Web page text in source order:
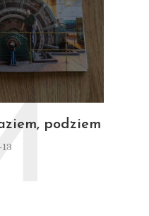
podziem